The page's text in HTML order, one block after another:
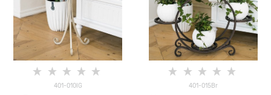
401-010IG 401-015Br